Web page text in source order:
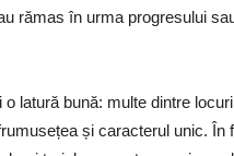
rămas în urma progresului
latură bună: multe dintre
și caracterul unic.